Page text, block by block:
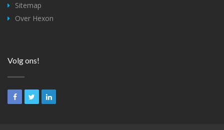
Sitemap
Over Hexon
Volg ons!